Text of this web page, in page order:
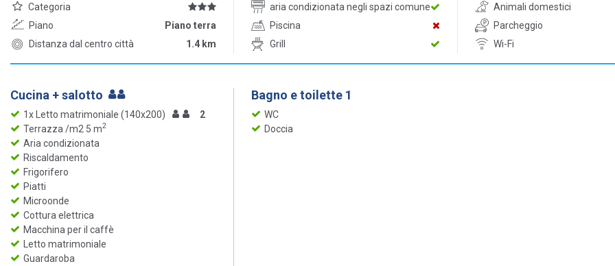
Categoria aria condizionata negli spazi comune
Animali domestici
Piano
Piano terra Piscina
Parcheggio
Distanza dal centro città
1.4 km Grill Wi-Fi
Cucina + salotto
1x Letto matrimoniale (140x200)
2
Terrazza /m2 5 m2
Aria condizionata
Riscaldamento
Frigorifero
Piatti
Microonde
Cottura elettrica
Macchina per il caffè
Letto matrimoniale
Guardaroba
Bagno e toilette 1
WC
Doccia